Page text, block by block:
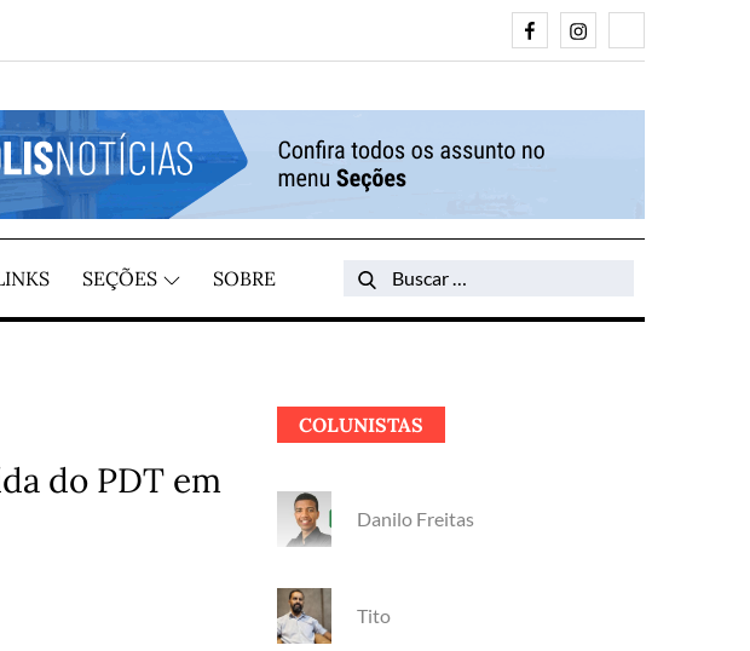
FacebookInstagram
SEÇÕES SOBRE
Search
Search
do PDT em
COLUNISTAS
Danilo Freitas
Tito